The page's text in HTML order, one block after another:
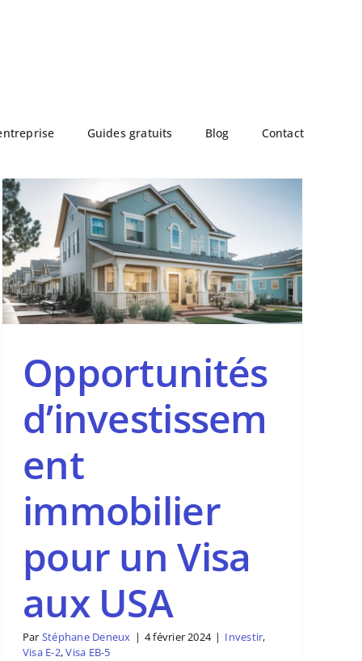
Guides gratuits Blog Contact
Opportunités
d’investissem
ent
immobilier
pour un Visa
aux USA
Par Stéphane Deneux | 4 février 2024 | Investir,
Visa E-2,Visa EB-5